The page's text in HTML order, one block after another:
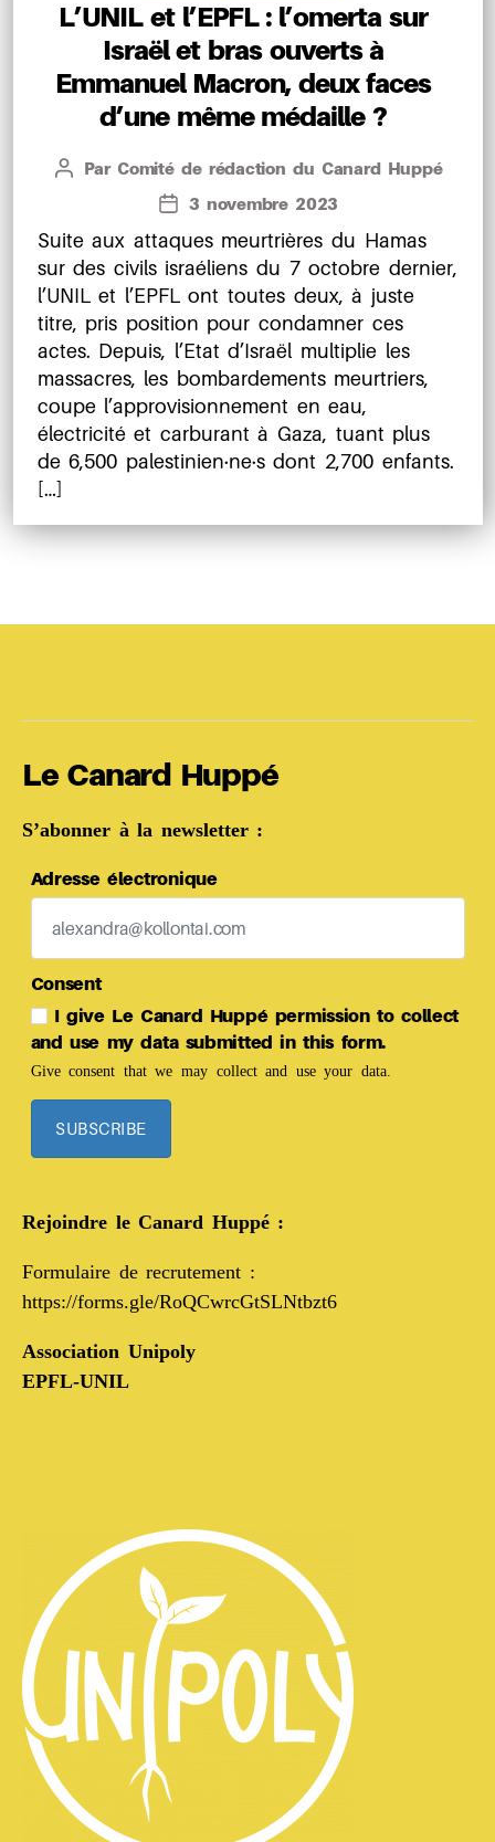
L’UNIL et l’EPFL : l’omerta sur
Israël et bras ouverts à
Emmanuel Macron, deux faces
d’une même médaille ?
Auteur
Par Comité de rédaction du Canard Huppé
Date
l’article
3 novembre 2023
Suite aux attaques meurtrières du Hamas
sur des civils israéliens du 7 octobre dernier,
l’UNIL et l’EPFL ont toutes deux, à juste
titre, pris position pour condamner ces
actes. Depuis, l’Etat d’Israël multiplie les
massacres, les bombardements meurtriers,
coupe l’approvisionnement en eau,
électricité et carburant à Gaza, tuant plus
de 6,500 palestinien·ne·s dont 2,700 enfants.
[…]
Le Canard Huppé
S’abonner à la newsletter :
Adresse électronique
Consent
I give Le Canard Huppé permission to collect
and use my data submitted in this form.
Give consent that we may collect and use your data.
SUBSCRIBE
Rejoindre le Canard Huppé :
Formulaire de recrutement :
https://forms.gle/RoQCwrcGtSLNtbzt6
Association Unipoly
EPFL-UNIL